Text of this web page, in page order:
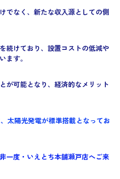
でなく、新たな収入源としての側
続けており、設置コストの低減や
ます。
が可能となり、経済的なメリット
太陽光発電が標準搭載となってお
一度・いえとち本舗瀬戸店へご来